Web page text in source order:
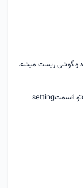
و گوشی ریست میشه.
وقتی هم که می خوام برنامه رو حذف کنم فقط گزینهdisableتو قسمتsetting